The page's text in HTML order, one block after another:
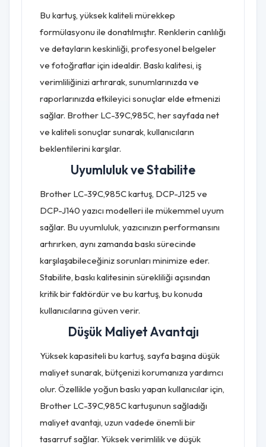
Bu kartuş, yüksek kaliteli mürekkep
formülasyonu ile donatılmıştır. Renklerin canlılığı
ve detayların keskinliği, profesyonel belgeler
ve fotoğraflar için idealdir. Baskı kalitesi, iş
verimliliğinizi artırarak, sunumlarınızda ve
raporlarınızda etkileyici sonuçlar elde etmenizi
sağlar. Brother LC-39C,985C, her sayfada net
ve kaliteli sonuçlar sunarak, kullanıcıların
beklentilerini karşılar.
Uyumluluk ve Stabilite
Brother LC-39C,985C kartuş, DCP-J125 ve
DCP-J140 yazıcı modelleri ile mükemmel uyum
sağlar. Bu uyumluluk, yazıcınızın performansını
artırırken, aynı zamanda baskı sürecinde
karşılaşabileceğiniz sorunları minimize eder.
Stabilite, baskı kalitesinin sürekliliği açısından
kritik bir faktördür ve bu kartuş, bu konuda
kullanıcılarına güven verir.
Düşük Maliyet Avantajı
Yüksek kapasiteli bu kartuş, sayfa başına düşük
maliyet sunarak, bütçenizi korumanıza yardımcı
olur. Özellikle yoğun baskı yapan kullanıcılar için,
Brother LC-39C,985C kartuşunun sağladığı
maliyet avantajı, uzun vadede önemli bir
tasarruf sağlar. Yüksek verimlilik ve düşük